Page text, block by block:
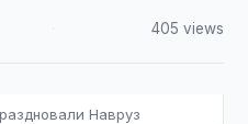
405 views
Навруз